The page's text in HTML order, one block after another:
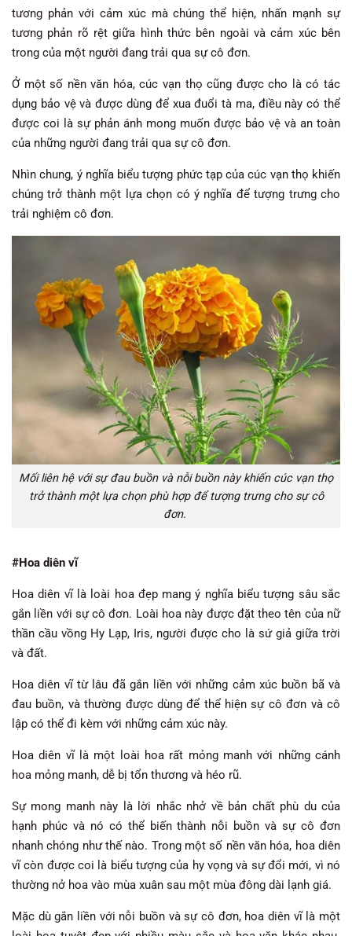
tương phản với cảm xúc mà chúng thể hiện, nhấn mạnh sự
tương phản rõ rệt giữa hình thức bên ngoài và cảm xúc bên
trong của một người đang trải qua sự cô đơn.
Ở một số nền văn hóa, cúc vạn thọ cũng được cho là có tác
dụng bảo vệ và được dùng để xua đuổi tà ma, điều này có thể
được coi là sự phản ánh mong muốn được bảo vệ và an toàn
của những người đang trải qua sự cô đơn.
Nhìn chung, ý nghĩa biểu tượng phức tạp của cúc vạn thọ khiến
chúng trở thành một lựa chọn có ý nghĩa để tượng trưng cho
trải nghiệm cô đơn.
Mối liên hệ với sự đau buồn và nỗi buồn này khiến cúc vạn thọ
trở thành một lựa chọn phù hợp để tượng trưng cho sự cô
đơn.
#Hoa diên vĩ
Hoa diên vĩ là loài hoa đẹp mang ý nghĩa biểu tượng sâu sắc
gắn liền với sự cô đơn. Loài hoa này được đặt theo tên của nữ
thần cầu vồng Hy Lạp, Iris, người được cho là sứ giả giữa trời
và đất.
Hoa diên vĩ từ lâu đã gắn liền với những cảm xúc buồn bã và
đau buồn, và thường được dùng để thể hiện sự cô đơn và cô
lập có thể đi kèm với những cảm xúc này.
Hoa diên vĩ là một loài hoa rất mỏng manh với những cánh
hoa mỏng manh, dễ bị tổn thương và héo rũ.
Sự mong manh này là lời nhắc nhở về bản chất phù du của
hạnh phúc và nó có thể biến thành nỗi buồn và sự cô đơn
nhanh chóng như thế nào. Trong một số nền văn hóa, hoa diên
vĩ còn được coi là biểu tượng của hy vọng và sự đổi mới, vì nó
thường nở hoa vào mùa xuân sau một mùa đông dài lạnh giá.
Mặc dù gắn liền với nỗi buồn và sự cô đơn, hoa diên vĩ là một